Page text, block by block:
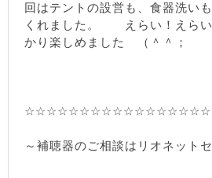
回はテントの設営も、食器洗い
くれました。 えらい！えら
かり楽しめました （＾＾；
～補聴器のご相談はリオネット